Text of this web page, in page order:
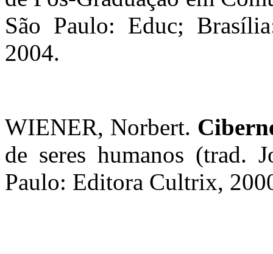
São Paulo: Educ;
2004.
WIENER, Norbert.
de seres humanos (trad.
Paulo: Editora Cultrix,